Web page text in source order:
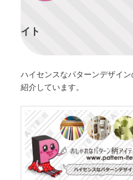
イト
ハイセンスなパターンデザイ
紹介しています。